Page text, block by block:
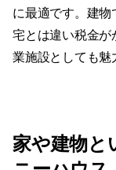
に最適です。建
宅とは違い税金が
業施設としても魅
家や建物と